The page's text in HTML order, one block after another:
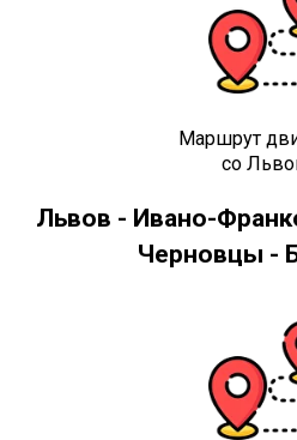
Маршрут
со
Львов - Ивано-
Черновцы -